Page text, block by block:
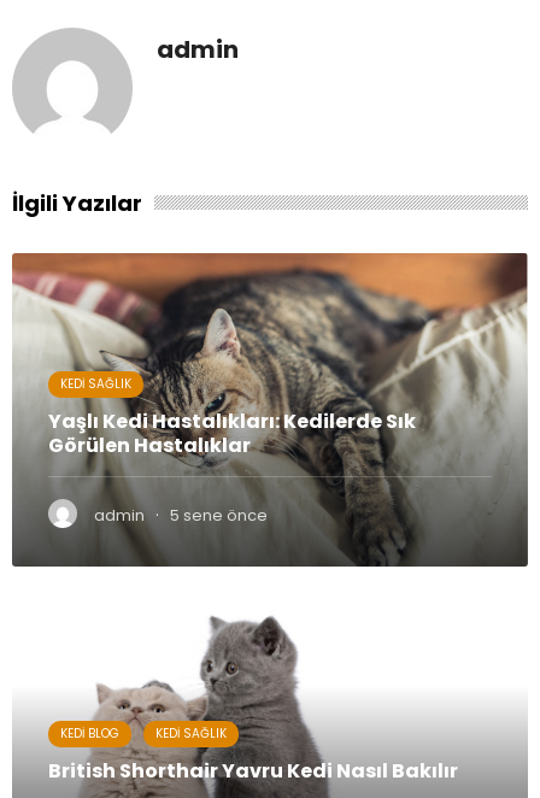
admin
İlgili Yazılar
KEDI SAĞLIK
Yaşlı Kedi Hastalıkları: Kedilerde Sık
Görülen Hastalıklar
admin · 5 sene önce
KEDI BLOG KEDI SAĞLIK
British Shorthair Yavru Kedi Nasıl Bakılır